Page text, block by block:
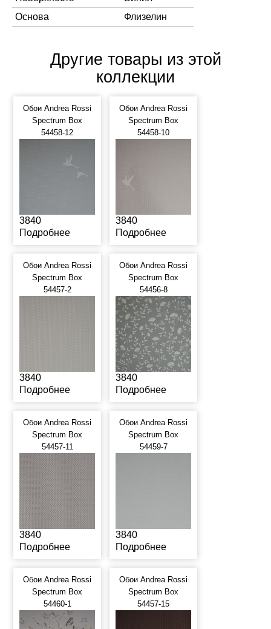
Основа
Флизелин
Другие товары из этой
коллекции
Обои Andrea Rossi
Spectrum Box
54458-12
3840
Подробнее
Обои Andrea Rossi
Spectrum Box
54458-10
3840
Подробнее
Обои Andrea Rossi
Spectrum Box
54457-2
3840
Подробнее
Обои Andrea Rossi
Spectrum Box
54456-8
3840
Подробнее
Обои Andrea Rossi
Spectrum Box
54457-11
3840
Подробнее
Обои Andrea Rossi
Spectrum Box
54459-7
3840
Подробнее
Обои Andrea Rossi
Spectrum Box
54460-1
Обои Andrea Rossi
Spectrum Box
54457-15